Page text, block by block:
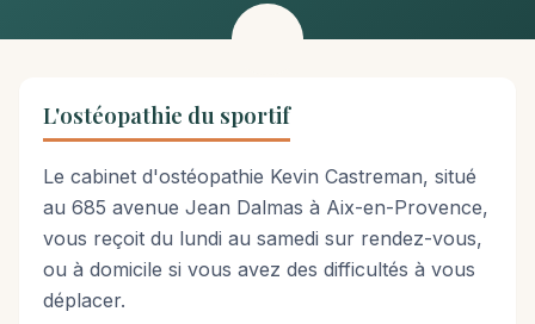
L'ostéopathie du sportif
Le cabinet d'ostéopathie Kevin Castreman, situé
au 685 avenue Jean Dalmas à Aix-en-Provence,
vous reçoit du lundi au samedi sur rendez-vous,
ou à domicile si vous avez des difficultés à vous
déplacer.